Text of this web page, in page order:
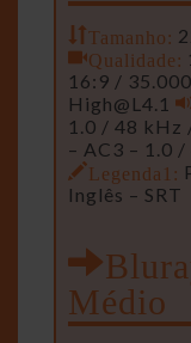
Tamanho:
Qualidade:
16:9 /
High@L4.1
1.0 / 48 kHz
– AC3 – 1.0
Legenda1:
Inglês – SRT
Médio